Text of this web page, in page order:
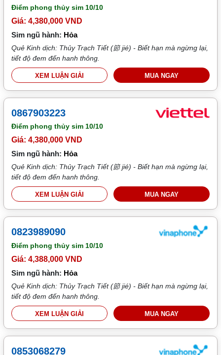
Điểm phong thủy sim 10/10
Giá: 4,380,000 VND
Sim ngũ hành: Hỏa
Quẻ Kinh dịch: Thủy Trạch Tiết (節 jié) - Biết hạn mà ngừng lại,
tiết độ đem đến hanh thông.
XEM LUẬN GIẢI MUA NGAY
0867903223
Điểm phong thủy sim10/10
Giá: 4,380,000 VND
Sim ngũ hành: Hỏa
Quẻ Kinh dịch: Thủy Trạch Tiết (節 jié) - Biết hạn mà ngừng lại,
tiết độ đem đến hanh thông.
XEM LUẬN GIẢI MUA NGAY
0823989090
Điểm phong thủy sim 10/10
Giá: 4,388,000 VND
Sim ngũ hành: Hỏa
Quẻ Kinh dịch: Thủy Trạch Tiết (節 jié) - Biết hạn mà ngừng lại,
tiết độ đem đến hanh thông.
XEM LUẬN GIẢI MUA NGAY
0853068279